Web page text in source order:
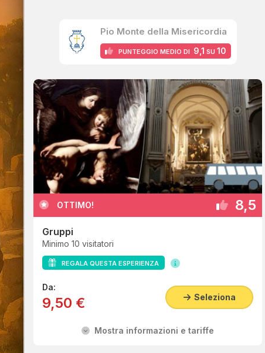
Pio Monte della Misericordia
PUNTEGGIO MEDIO DI 9,1 SU 10
OTTIMO! 8,5
Gruppi
Minimo 10 visitatori
REGALA QUESTA ESPERIENZA
Da:
9,50 € Seleziona
Mostra informazioni e tariffe